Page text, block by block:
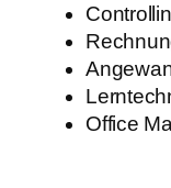
Office